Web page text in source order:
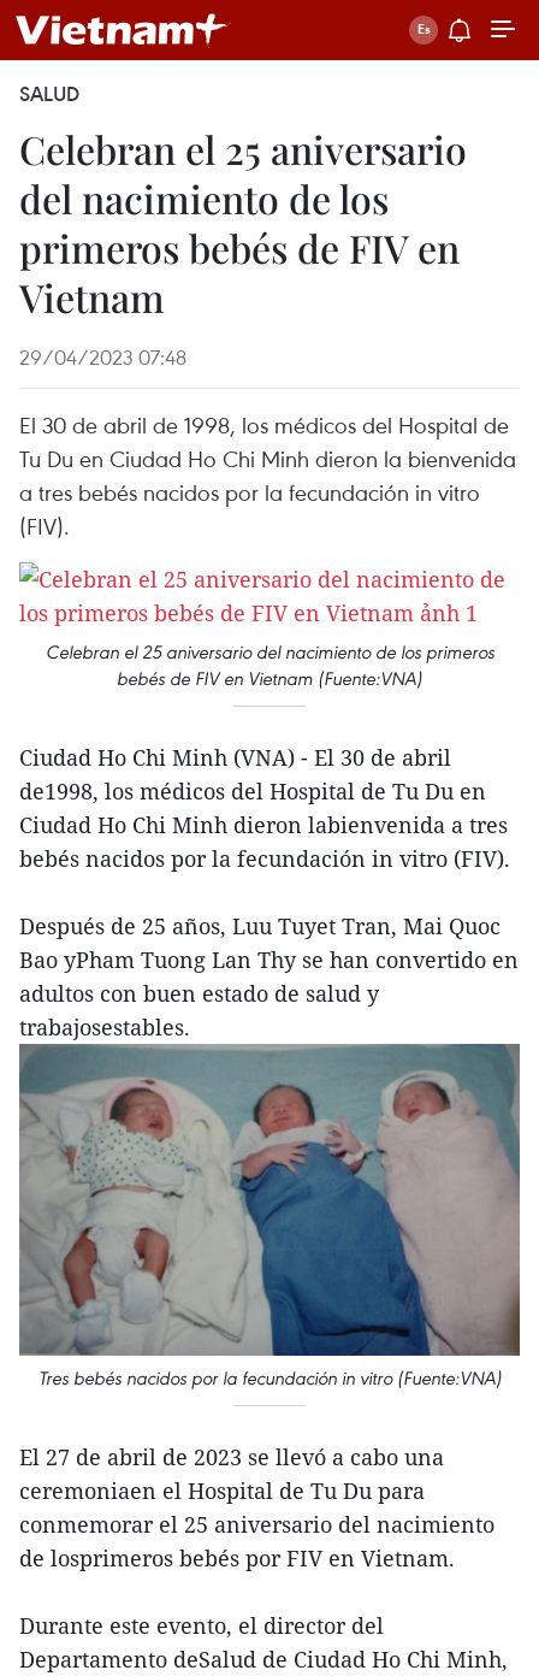
SALUD
Celebran el 25 aniversario
del nacimiento de los
primeros bebés de FIV en
Vietnam
29/04/2023 07:48
El 30 de abril de 1998, los médicos del Hospital de
Tu Du en Ciudad Ho Chi Minh dieron la bienvenida
a tres bebés nacidos por la fecundación in vitro
(FIV).
Celebran el 25 aniversario del nacimiento de los primeros
bebés de FIV en Vietnam (Fuente:VNA)
Ciudad Ho Chi Minh (VNA) - El 30 de abril
de1998, los médicos del Hospital de Tu Du en
Ciudad Ho Chi Minh dieron labienvenida a tres
bebés nacidos por la fecundación in vitro (FIV).
Después de 25 años, Luu Tuyet Tran, Mai Quoc
Bao yPham Tuong Lan Thy se han convertido en
adultos con buen estado de salud y
trabajosestables.
Tres bebés nacidos por la fecundación in vitro (Fuente:VNA)
El 27 de abril de 2023 se llevó a cabo una
ceremoniaen el Hospital de Tu Du para
conmemorar el 25 aniversario del nacimiento
de losprimeros bebés por FIV en Vietnam.
Durante este evento, el director del
Departamento deSalud de Ciudad Ho Chi Minh,